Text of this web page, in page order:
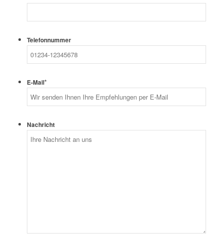
Telefonnummer
E-Mail*
Nachricht